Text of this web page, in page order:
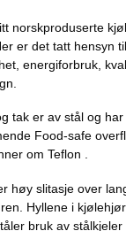
norskproduserte
er det tatt hensyn
energiforbruk,
tak er av stål og har
Food-safe
om Teflon .
høy slitasje over
Hyllene i
bruk av